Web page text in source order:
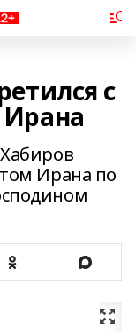
с
Ирана по